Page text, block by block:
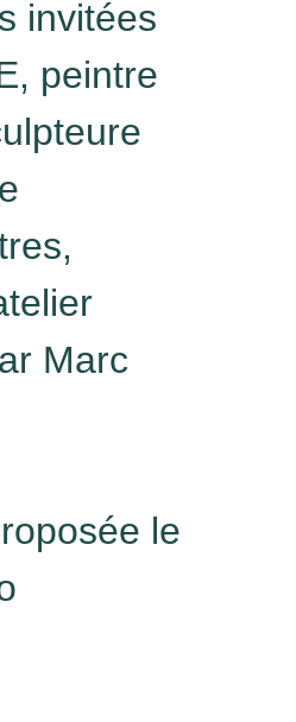
invitées
peintre
Marc
le